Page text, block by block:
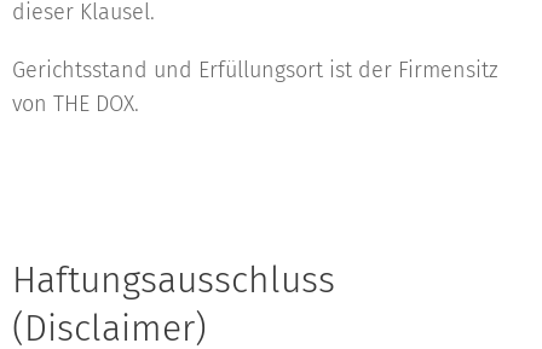
dieser Klausel.
Gerichtsstand und Erfüllungsort ist der Firmensitz
von THE DOX.
Haftungsausschluss
(Disclaimer)